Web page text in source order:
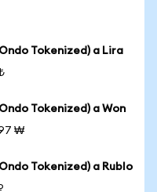
Tokenized) a Lira
Tokenized) a Won
₩
Tokenized) a Rublo